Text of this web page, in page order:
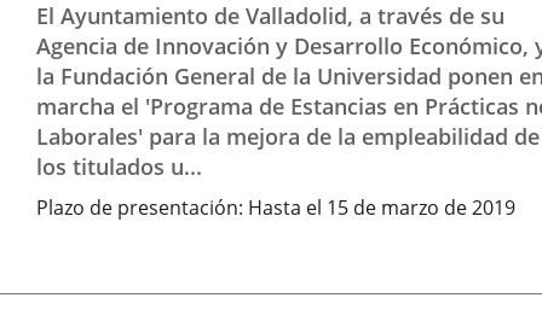
El Ayuntamiento de Valladolid, a través de su
Agencia de Innovación y Desarrollo Económico,
la Fundación General de la Universidad ponen
marcha el 'Programa de Estancias en Prácticas
Laborales' para la mejora de la empleabilidad de
los titulados u...
Plazo de presentación: Hasta el 15 de marzo de 2019